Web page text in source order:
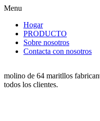
Menu
Hogar
PRODUCTO
Sobre nosotros
Contacta con nosotros
molino de 64 maritllos
todos los clientes.